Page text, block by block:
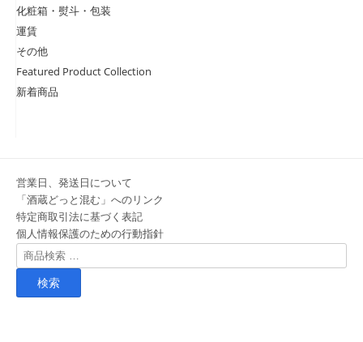
化粧箱・熨斗・包装
運賃
その他
Featured Product Collection
新着商品
営業日、発送日について
「酒蔵どっと混む」へのリンク
特定商取引法に基づく表記
個人情報保護のための行動指針
検
索
象: